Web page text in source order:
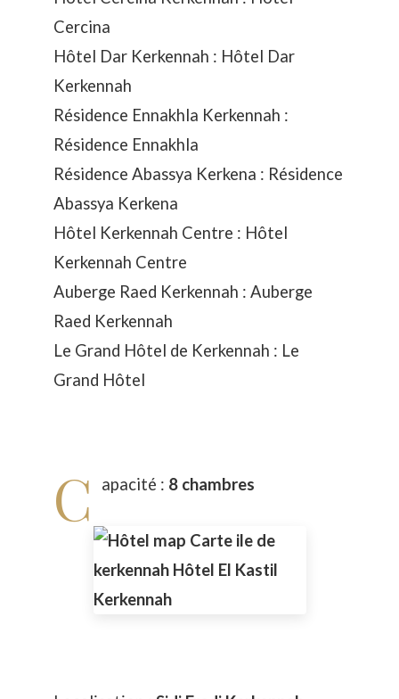
Cercina
Hôtel Dar Kerkennah : Hôtel Dar
Kerkennah
Résidence Ennakhla Kerkennah :
Résidence Ennakhla
Résidence Abassya Kerkena : Résidence
Abassya Kerkena
Hôtel Kerkennah Centre : Hôtel
Kerkennah Centre
Auberge Raed Kerkennah : Auberge
Raed Kerkennah
Le Grand Hôtel de Kerkennah : Le
Grand Hôtel
C apacité : 8 chambres